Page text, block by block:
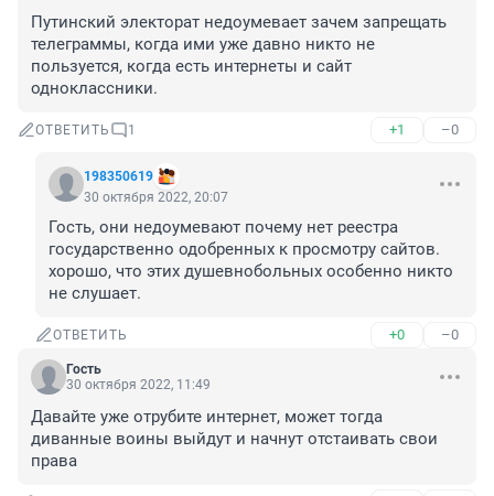
Путинский электорат недоумевает зачем запрещать
телеграммы, когда ими уже давно никто не
пользуется, когда есть интернеты и сайт
одноклассники.
ОТВЕТИТЬ 1 +1 –0
198350619
30 октября 2022, 20:07
Гость, они недоумевают почему нет реестра
государственно одобренных к просмотру сайтов.
хорошо, что этих душевнобольных особенно никто
не слушает.
ОТВЕТИТЬ +0 –0
Гость
30 октября 2022, 11:49
Давайте уже отрубите интернет, может тогда
диванные воины выйдут и начнут отстаивать свои
права